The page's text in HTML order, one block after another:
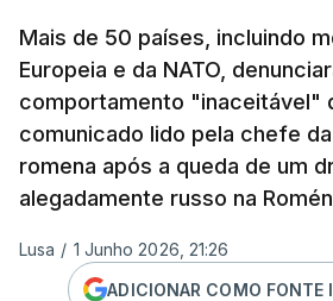
Mais de 50 países, incluindo
Europeia e da NATO,
comportamento "inaceitável"
comunicado lido pela chefe
romena após a queda de um
alegadamente russo na
Lusa / 1 Junho 2026, 21:26
ADICIONAR COMO FONTE